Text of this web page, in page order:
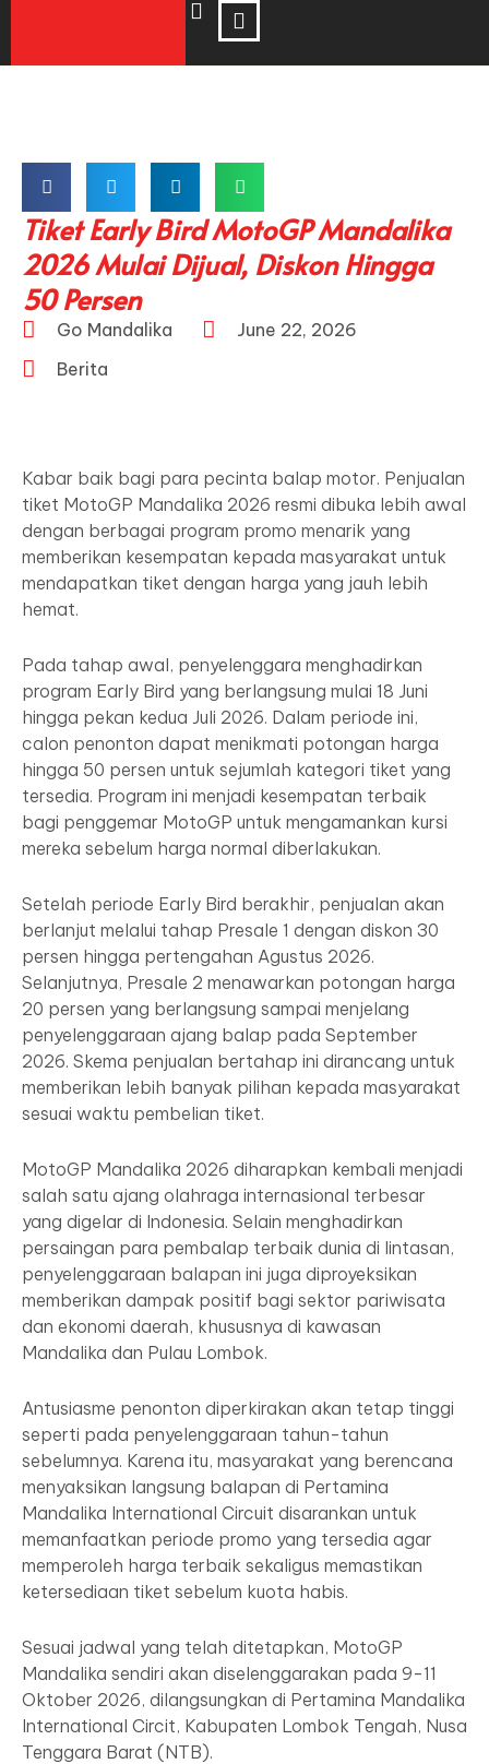
Tiket Early Bird MotoGP Mandalika
2026 Mulai Dijual, Diskon Hingga
50 Persen
Go Mandalika
June 22, 2026
Berita
Kabar baik bagi para pecinta balap motor. Penjualan
tiket MotoGP Mandalika 2026 resmi dibuka lebih awal
dengan berbagai program promo menarik yang
memberikan kesempatan kepada masyarakat untuk
mendapatkan tiket dengan harga yang jauh lebih
hemat.
Pada tahap awal, penyelenggara menghadirkan
program Early Bird yang berlangsung mulai 18 Juni
hingga pekan kedua Juli 2026. Dalam periode ini,
calon penonton dapat menikmati potongan harga
hingga 50 persen untuk sejumlah kategori tiket yang
tersedia. Program ini menjadi kesempatan terbaik
bagi penggemar MotoGP untuk mengamankan kursi
mereka sebelum harga normal diberlakukan.
Setelah periode Early Bird berakhir, penjualan akan
berlanjut melalui tahap Presale 1 dengan diskon 30
persen hingga pertengahan Agustus 2026.
Selanjutnya, Presale 2 menawarkan potongan harga
20 persen yang berlangsung sampai menjelang
penyelenggaraan ajang balap pada September
2026. Skema penjualan bertahap ini dirancang untuk
memberikan lebih banyak pilihan kepada masyarakat
sesuai waktu pembelian tiket.
MotoGP Mandalika 2026 diharapkan kembali menjadi
salah satu ajang olahraga internasional terbesar
yang digelar di Indonesia. Selain menghadirkan
persaingan para pembalap terbaik dunia di lintasan,
penyelenggaraan balapan ini juga diproyeksikan
memberikan dampak positif bagi sektor pariwisata
dan ekonomi daerah, khususnya di kawasan
Mandalika dan Pulau Lombok.
Antusiasme penonton diperkirakan akan tetap tinggi
seperti pada penyelenggaraan tahun-tahun
sebelumnya. Karena itu, masyarakat yang berencana
menyaksikan langsung balapan di Pertamina
Mandalika International Circuit disarankan untuk
memanfaatkan periode promo yang tersedia agar
memperoleh harga terbaik sekaligus memastikan
ketersediaan tiket sebelum kuota habis.
Sesuai jadwal yang telah ditetapkan, MotoGP
Mandalika sendiri akan diselenggarakan pada 9-11
Oktober 2026, dilangsungkan di Pertamina Mandalika
International Circit, Kabupaten Lombok Tengah, Nusa
Tenggara Barat (NTB).